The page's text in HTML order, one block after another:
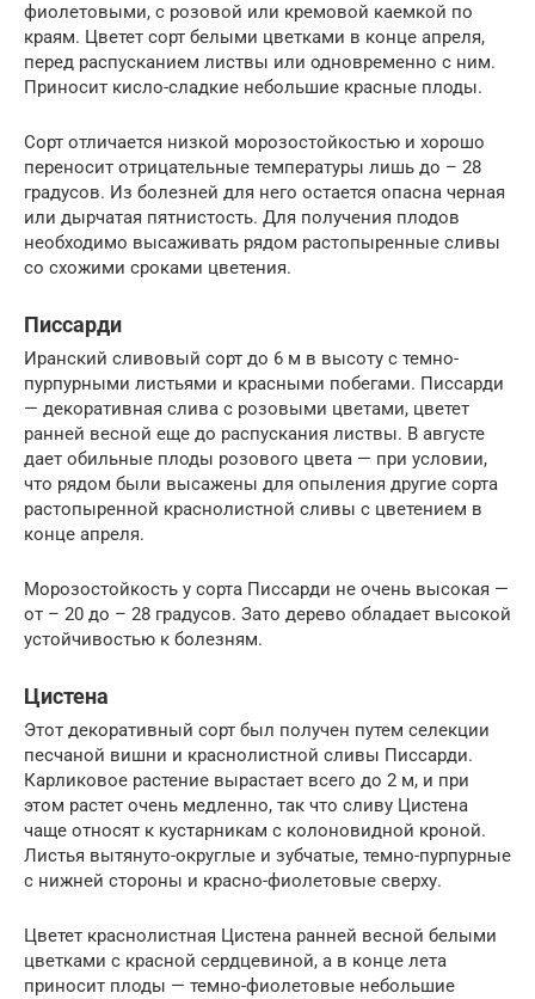
фиолетовыми, с розовой или кремовой каемкой по
краям. Цветет сорт белыми цветками в конце апреля,
перед распусканием листвы или одновременно с ним.
Приносит кисло-сладкие небольшие красные плоды.
Сорт отличается низкой морозостойкостью и хорошо
переносит отрицательные температуры лишь до – 28
градусов. Из болезней для него остается опасна черная
или дырчатая пятнистость. Для получения плодов
необходимо высаживать рядом растопыренные сливы
со схожими сроками цветения.
Писсарди
Иранский сливовый сорт до 6 м в высоту с темно-
пурпурными листьями и красными побегами. Писсарди
— декоративная слива с розовыми цветами, цветет
ранней весной еще до распускания листвы. В августе
дает обильные плоды розового цвета — при условии,
что рядом были высажены для опыления другие сорта
растопыренной краснолистной сливы с цветением в
конце апреля.
Морозостойкость у сорта Писсарди не очень высокая —
от – 20 до – 28 градусов. Зато дерево обладает высокой
устойчивостью к болезням.
Цистена
Этот декоративный сорт был получен путем селекции
песчаной вишни и краснолистной сливы Писсарди.
Карликовое растение вырастает всего до 2 м, и при
этом растет очень медленно, так что сливу Цистена
чаще относят к кустарникам с колоновидной кроной.
Листья вытянуто-округлые и зубчатые, темно-пурпурные
с нижней стороны и красно-фиолетовые сверху.
Цветет краснолистная Цистена ранней весной белыми
цветками с красной сердцевиной, а в конце лета
приносит плоды — темно-фиолетовые небольшие